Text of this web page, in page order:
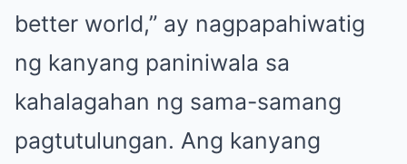
better world,” ay nagpapahiwatig
ng kanyang paniniwala sa
kahalagahan ng sama-samang
pagtutulungan. Ang kanyang